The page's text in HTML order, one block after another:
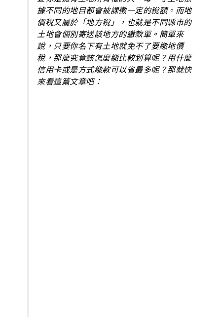
據不同的地目都會被課徵一定的稅額。而地
價稅又屬於「地方稅」，也就是不同縣市的
土地會個別寄送該地方的繳款單。簡單來
說，只要你名下有土地就免不了要繳地價
稅，那麼究竟該怎麼繳比較划算呢？用什麼
信用卡或是方式繳款可以省最多呢？那就快
來看這篇文章吧：